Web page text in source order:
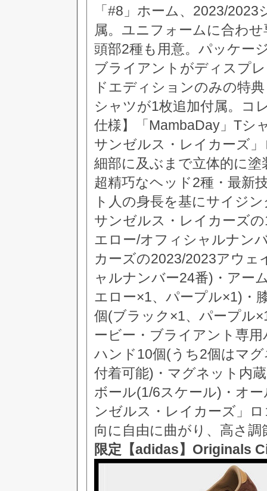
「#8」ホーム、2023/
属。ユニフォームに合わ
頭部2種も用意。パッケー
ブライアントがディスプ
ドエディションのみの特
シャツが1枚追加付属。コ
仕様】「MambaDay」Tシ
サンゼルス・レイカーズ
細部に及ぶまで立体的に
超精巧なヘッド2種・最新
ト人の身長を基にサイジ
サンゼルス・レイカーズ
エロー/オフィシャルナン
カーズの2023/2023アウ
ャルナンバー24番)・アー
エロー×1、パープル×1)・
個(ブラック×1、パープル
ービー・ブライアント専
ハンド10個(うち2個はマ
付着可能)・マグネット内
ボール(1/6スケール)・オ
ンゼルス・レイカーズ」
向に自由に曲がり、高さ調
限定【adidas】Originals